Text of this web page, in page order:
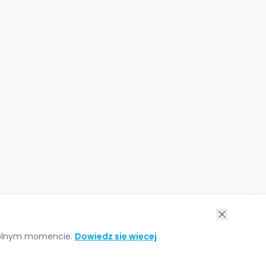
momencie. Dowiedz się więcej